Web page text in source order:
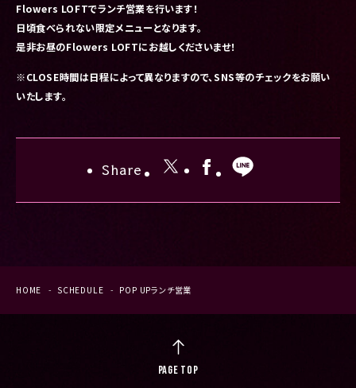
Flowers LOFTでランチ営業を行います！
日頃食べられない限定メニューとなります。
是非お昼のFlowers LOFTにお越しくださいませ！
※CLOSE時間は日程によって異なりますので、SNS等のチェックをお願い
いたします。
Share
HOME SCHEDULE POP UPランチ営業
PAGE TOP